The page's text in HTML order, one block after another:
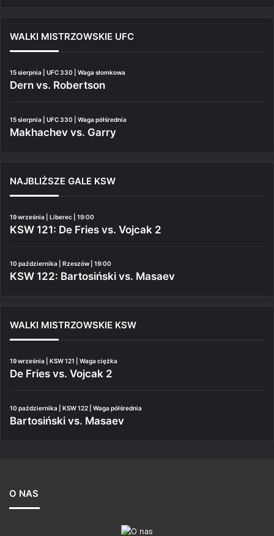
WALKI MISTRZOWSKIE UFC
15 sierpnia | UFC 330 | Waga słomkowa
Dern vs. Robertson
15 sierpnia | UFC 330 | Waga półśrednia
Makhachev vs. Garry
NAJBLIŻSZE GALE KSW
19 września | Liberec | 19:00
KSW 121: De Fries vs. Vojcak 2
10 października | Rzeszów | 19:00
KSW 122: Bartosiński vs. Masaev
WALKI MISTRZOWSKIE KSW
19 września | KSW 121 | Waga ciężka
De Fries vs. Vojcak 2
10 października | KSW 122 | Waga półśrednia
Bartosiński vs. Masaev
O NAS